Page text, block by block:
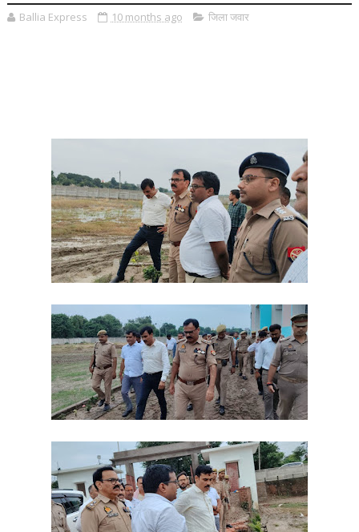
Ballia Express 10 months ago जिला जवार